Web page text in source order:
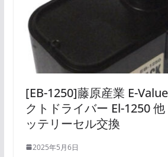
[EB-1250]藤原産業 E-
クトドライバー El-1250
ッテリーセル交換
2025年5月6日